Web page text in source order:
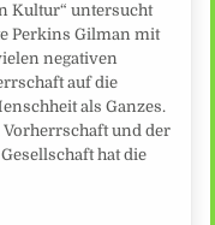
Kultur“ untersucht
Perkins Gilman mit
negativen
auf die
als Ganzes.
und der
hat die